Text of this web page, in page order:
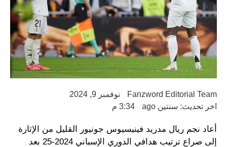
Fanzword Editorial Team
نوفمبر 9, 2024
اخر تحديث: سنتين ago
3:34 م
أعاد نجم ريال مدريد فينيسيوس جونيور القليل من الإثارة
إلى صراع ترتيب هدافي الدوري الإسباني 2024-25 بعد